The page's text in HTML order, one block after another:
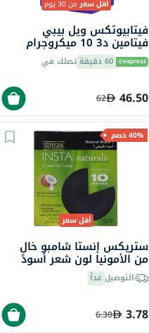
أقل سعرمن 30 يوم
فيتابيوتكس ويل بيبي
فيتامين د3 10 ميكروجرام
قطرات للأطفال من الولادة
إلى 4 سنوات 30 مل 60 دقيقة تصلك في
46.50
62
40% خصم
أقل سعر
ستريكس إنستا شامبو خالٍ
من الأمونيا لون شعر أسود
طبيعي 1
التوصيلغداً
3.78
6.30